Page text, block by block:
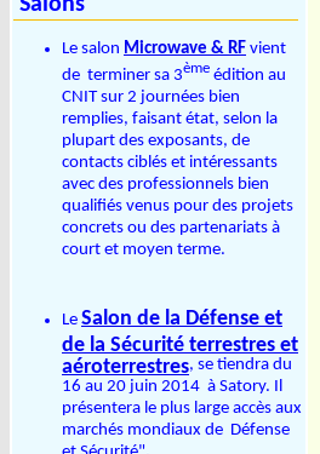
Salons
Le salon Microwave & RF vient
de terminer sa 3ème édition au
CNIT sur 2 journées bien
remplies, faisant état, selon la
plupart des exposants, de
contacts ciblés et intéressants
avec des professionnels bien
qualifiés venus pour des projets
concrets ou des partenariats à
court et moyen terme.
Le Salon de la Défense et
de la Sécurité terrestres et
aéroterrestres, se tiendra du
16 au 20 juin 2014 à Satory. Il
présentera le plus large accès aux
marchés mondiaux de Défense